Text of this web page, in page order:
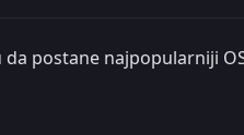
postane najpopularniji